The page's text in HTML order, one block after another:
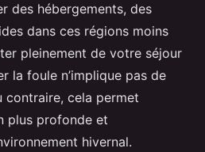
des hébergements, des
dans ces régions moins
pleinement de votre séjour
la foule n’implique pas de
cela permet
plus profonde et
hivernal.